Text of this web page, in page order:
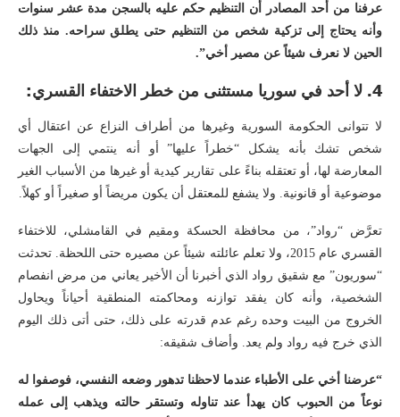
عرفنا من أحد المصادر أن التنظيم حكم عليه بالسجن مدة عشر سنوات
وأنه يحتاج إلى تزكية شخص من التنظيم حتى يطلق سراحه. منذ ذلك
الحين لا نعرف شيئاً عن مصير أخي”.
4. لا أحد في سوريا مستثنى من خطر الاختفاء القسري:
لا تتوانى الحكومة السورية وغيرها من أطراف النزاع عن اعتقال أي
شخص تشك بأنه يشكل “خطراً عليها” أو أنه ينتمي إلى الجهات
المعارضة لها، أو تعتقله بناءً على تقارير كيدية أو غيرها من الأسباب الغير
موضوعية أو قانونية. ولا يشفع للمعتقل أن يكون مريضاً أو صغيراً أو كهلاً.
تعرَّض “رواد”، من محافظة الحسكة ومقيم في القامشلي، للاختفاء
القسري عام 2015، ولا تعلم عائلته شيئاً عن مصيره حتى اللحظة. تحدثت
“سوريون” مع شقيق رواد الذي أخبرنا أن الأخير يعاني من مرض انفصام
الشخصية، وأنه كان يفقد توازنه ومحاكمته المنطقية أحياناً ويحاول
الخروج من البيت وحده رغم عدم قدرته على ذلك، حتى أتى ذلك اليوم
الذي خرج فيه رواد ولم يعد. وأضاف شقيقه:
“عرضنا أخي على الأطباء عندما لاحظنا تدهور وضعه النفسي، فوصفوا له
نوعاً من الحبوب كان يهدأ عند تناوله وتستقر حالته ويذهب إلى عمله